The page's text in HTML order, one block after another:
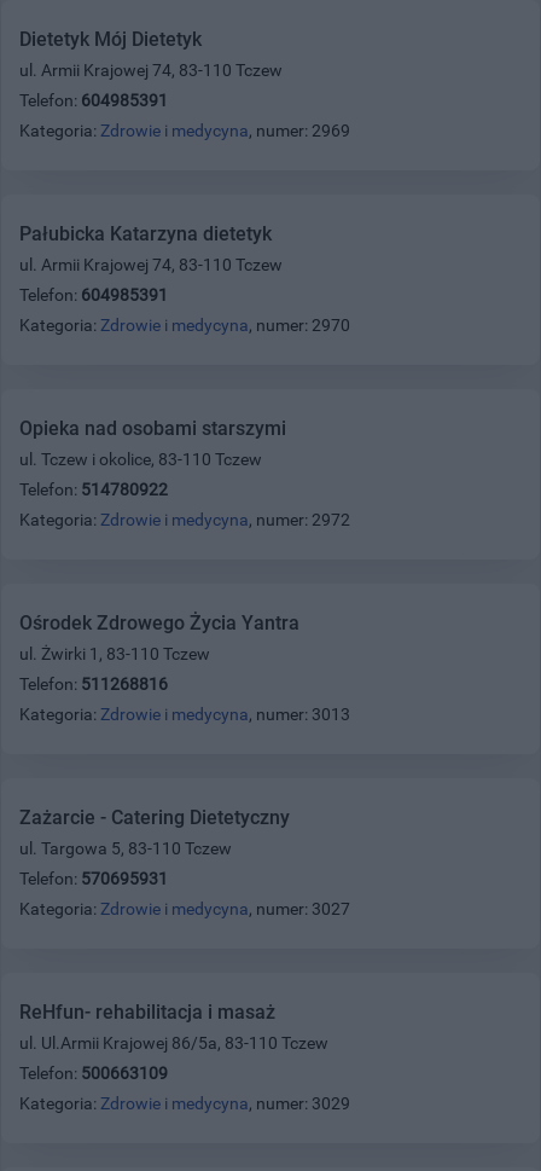
Dietetyk Mój Dietetyk
ul. Armii Krajowej 74, 83-110 Tczew
Telefon: 604985391
Kategoria: Zdrowie i medycyna, numer: 2969
Pałubicka Katarzyna dietetyk
ul. Armii Krajowej 74, 83-110 Tczew
Telefon: 604985391
Kategoria: Zdrowie i medycyna, numer: 2970
Opieka nad osobami starszymi
ul. Tczew i okolice, 83-110 Tczew
Telefon: 514780922
Kategoria: Zdrowie i medycyna, numer: 2972
Ośrodek Zdrowego Życia Yantra
ul. Żwirki 1, 83-110 Tczew
Telefon: 511268816
Kategoria: Zdrowie i medycyna, numer: 3013
Zażarcie - Catering Dietetyczny
ul. Targowa 5, 83-110 Tczew
Telefon: 570695931
Kategoria: Zdrowie i medycyna, numer: 3027
ReHfun- rehabilitacja i masaż
ul. Ul.Armii Krajowej 86/5a, 83-110 Tczew
Telefon: 500663109
Kategoria: Zdrowie i medycyna, numer: 3029